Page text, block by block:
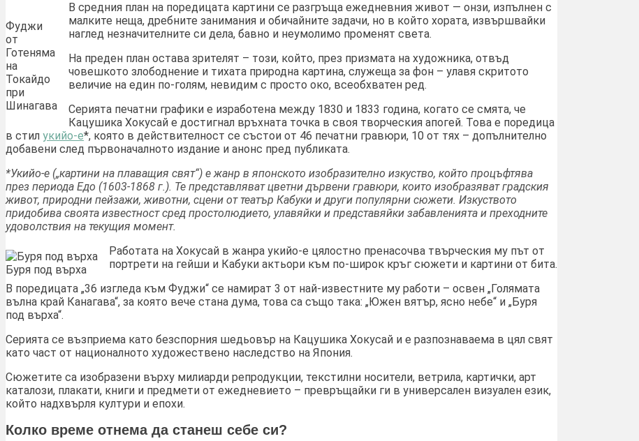
Фуджи
от
Готеняма
на
Токайдо
при
Шинагава
В средния план на поредицата картини се разгръща ежедневния живот — онзи, изпълнен с
малките неща, дребните занимания и обичайните задачи, но в който хората, извършвайки
наглед незначителните си дела, бавно и неумолимо променят света.
На преден план остава зрителят – този, който, през призмата на художника, отвъд
човешкото злободнение и тихата природна картина, служеща за фон – улавя скритото
величие на един по-голям, невидим с просто око, всеобхватен ред.
Серията печатни графики е изработена между 1830 и 1833 година, когато се смята, че
Кацушика Хокусай е достигнал връхната точка в своя творческия апогей. Това е поредица
в стил укийо-е*, която в действителност се състои от 46 печатни гравюри, 10 от тях – допълнително
добавени след първоначалното издание и анонс пред публиката.
*Укийо-е („картини на плаващия свят“) е жанр в японското изобразително изкуство, който процъфтява
през периода Едо (1603-1868 г.). Те представляват цветни дървени гравюри, които изобразяват градския
живот, природни пейзажи, животни, сцени от театър Кабуки и други популярни сюжети. Изкуството
придобива своята известност сред простолюдието, улавяйки и представяйки забавленията и преходните
удоволствия на текущия момент.
Буря под върха
Работата на Хокусай в жанра укийо-е цялостно пренасочва твърческия му път от
портрети на гейши и Кабуки актьори към по-широк кръг сюжети и картини от бита.
В поредицата „36 изгледа към Фуджи“ се намират 3 от най-известните му работи – освен „Голямата
вълна край Канагава“, за която вече стана дума, това са също така: „Южен вятър, ясно небе“ и „Буря
под върха“.
Серията се възприема като безспорния шедьовър на Кацушика Хокусай и е разпознаваема в цял свят
като част от националното художествено наследство на Япония.
Сюжетите са изобразени върху милиарди репродукции, текстилни носители, ветрила, картички, арт
каталози, плакати, книги и предмети от ежедневието – превръщайки ги в универсален визуален език,
който надхвърля култури и епохи.
Колко време отнема да станеш себе си?